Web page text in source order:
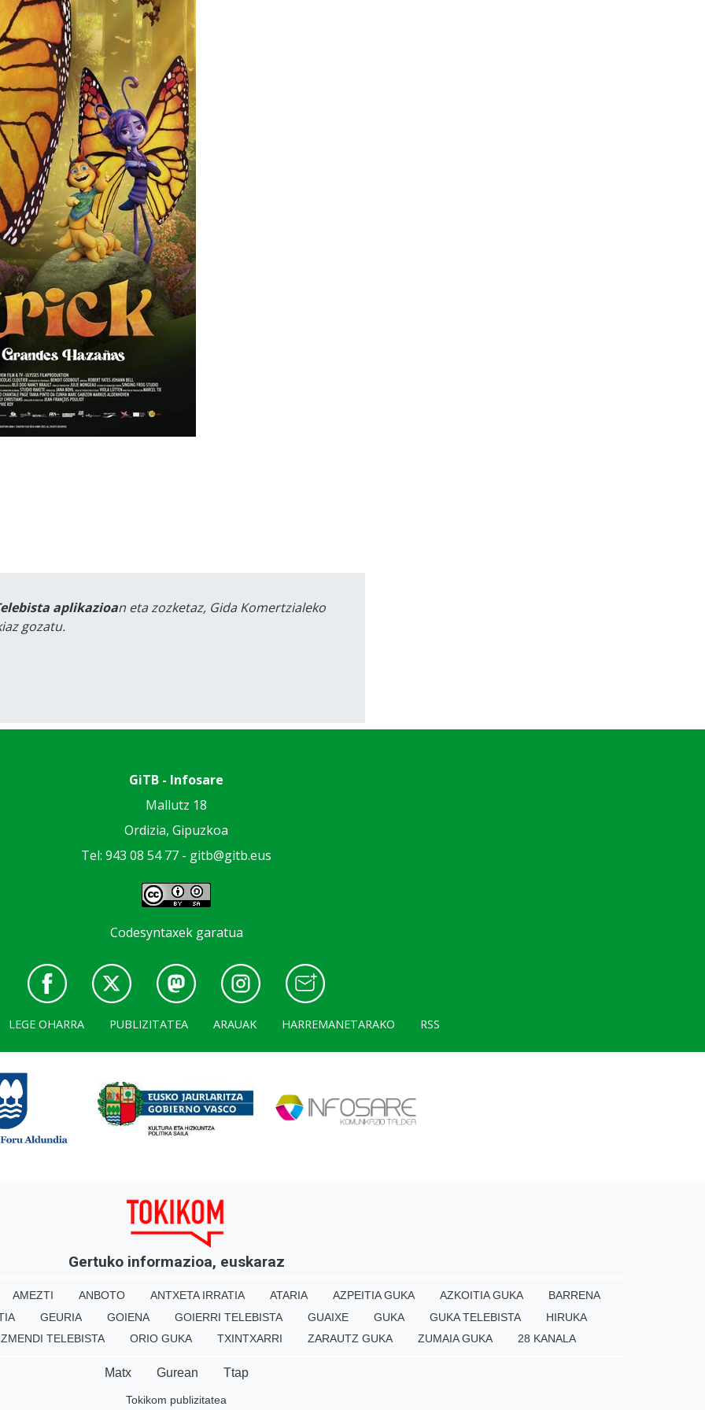
aplikazioan eta zozketaz, Gida Komertzialeko
gozatu.
GiTB - Infosare
Mallutz 18
Ordizia, Gipuzkoa
Tel: 943 08 54 77 - gitb@gitb.eus
Codesyntaxek garatua
LEGE OHARRA PUBLIZITATEA ARAUAK HARREMANETARAKO RSS
Gertuko informazioa, euskaraz
AMEZTI ANBOTO ANTXETA IRRATIA ATARIA AZPEITIA GUKA AZKOITIA GUKA
BARRENA
GEURIA GOIENA GOIERRI TELEBISTA GUAIXE GUKA GUKA TELEBISTA
HIRUKA
TELEBISTA ORIO GUKA TXINTXARRI ZARAUTZ GUKA ZUMAIA GUKA 28 KANALA
Matx Gurean Ttap
Tokikom publizitatea